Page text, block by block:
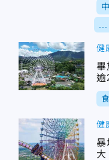
健
畢
逾
健
暴